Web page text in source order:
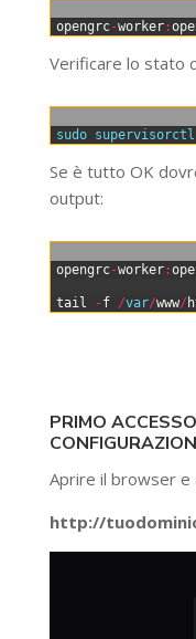
opengrc-worker:
Verificare lo stato
sudo supervisorctl
Se è tutto OK
output:
opengrc-worker:
tail -f /var/www/
PRIMO
Aprire il browser e
http://